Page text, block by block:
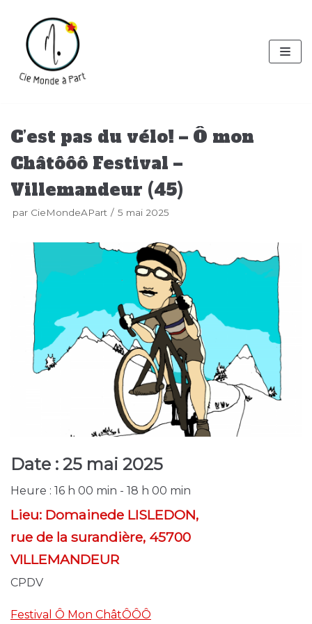
au
contenu
C’est pas du vélo! – Ô mon
Châtôôô Festival –
Villemandeur (45)
par CieMondeAPart 5 mai 2025
Date : 25 mai 2025
Heure : 16 h 00 min - 18 h 00 min
Lieu: Domainede LISLEDON,
rue de la surandière, 45700
VILLEMANDEUR
CPDV
Festival Ô Mon ChâtÔÔÔ